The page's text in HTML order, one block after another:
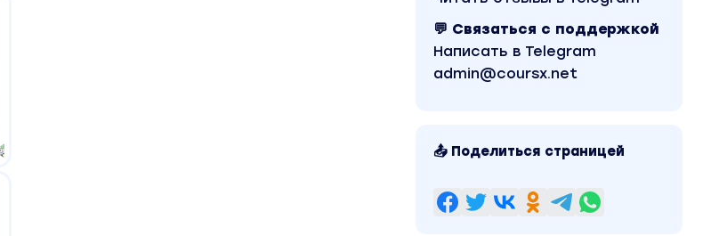
💬 Связаться с поддержкой
Написать в Telegram
admin@coursx.net
📤 Поделиться страницей